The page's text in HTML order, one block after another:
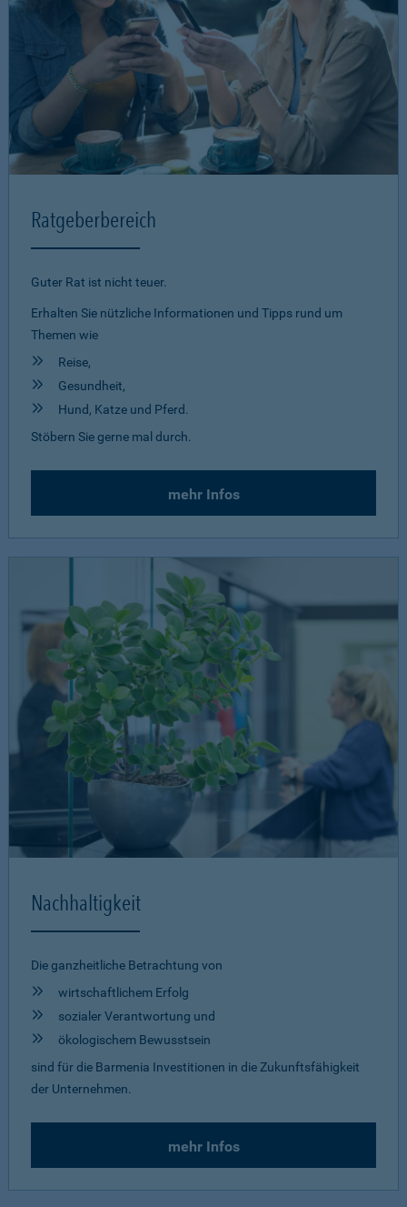
Ratgeberbereich
Guter Rat ist nicht teuer.
Erhalten Sie nützliche Informationen und Tipps rund um
Themen wie
Reise,
Gesundheit,
Hund, Katze und Pferd.
Stöbern Sie gerne mal durch.
mehr Infos
Nachhaltigkeit
Die ganzheitliche Betrachtung von
wirtschaftlichem Erfolg
sozialer Verantwortung und
ökologischem Bewusstsein
sind für die Barmenia Investitionen in die Zukunftsfähigkeit
der Unternehmen.
mehr Infos